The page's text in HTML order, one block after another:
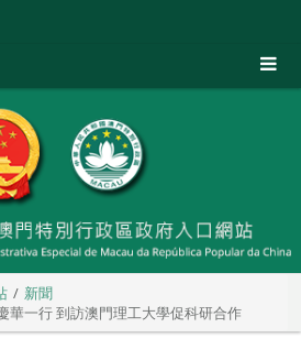
新聞
華一行 到訪澳門理工大學促科研合作